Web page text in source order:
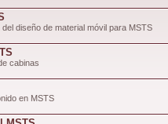
diseño de material móvil para MSTS
cabinas
en MSTS